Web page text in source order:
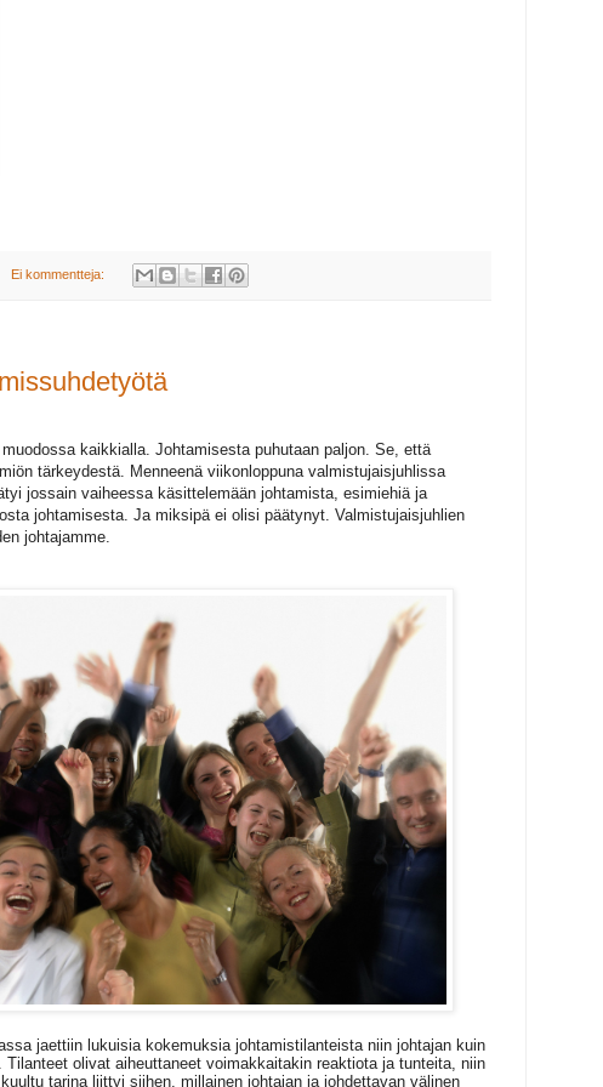
Ei kommentteja:
kaikkialla. Johtamisesta puhutaan paljon. Se, että
tärkeydestä. Menneenä viikonloppuna valmistujaisjuhlissa
jossain vaiheessa käsittelemään johtamista, esimiehiä ja
johtamisesta. Ja miksipä ei olisi päätynyt. Valmistujaisjuhlien
johtajamme.
jaettiin lukuisia kokemuksia johtamistilanteista niin johtajan kuin
olivat aiheuttaneet voimakkaitakin reaktiota ja tunteita, niin
tarina liittyi siihen, millainen johtajan ja johdettavan välinen